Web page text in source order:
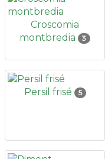
Croscomia
montbredia
3
Persil frisé 5